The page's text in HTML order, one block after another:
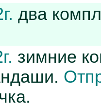
два
зимние